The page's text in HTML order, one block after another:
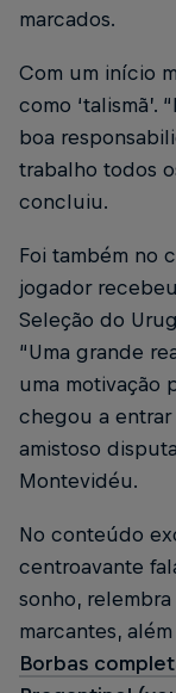
marcados.
Com um início
como ‘talismã’.
boa
trabalho todos
concluiu.
Foi também no
jogador
Seleção do
“Uma grande
uma motivação
chegou a entrar
amistoso
Montevidéu.
No conteúdo
centroavante
sonho,
marcantes,
Borbas